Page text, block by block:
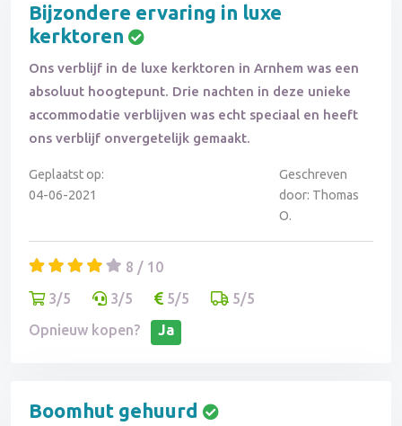
Bijzondere ervaring in luxe
kerktoren
Ons verblijf in de luxe kerktoren in Arnhem was een
absoluut hoogtepunt. Drie nachten in deze unieke
accommodatie verblijven was echt speciaal en heeft
ons verblijf onvergetelijk gemaakt.
Geplaatst op:
04-06-2021
Geschreven
door: Thomas
O.
8 / 10
3/5
3/5 5/5
5/5
Opnieuw kopen?
Ja
Boomhut gehuurd